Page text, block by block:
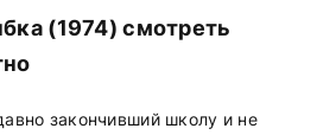
(1974) смотреть
закончивший школу и не